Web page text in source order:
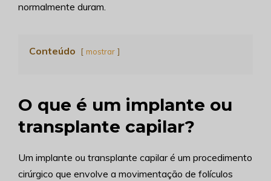
normalmente duram.
Conteúdo mostrar
O que é um implante ou
transplante capilar?
Um implante ou transplante capilar é um procedimento
cirúrgico que envolve a movimentação de folículos